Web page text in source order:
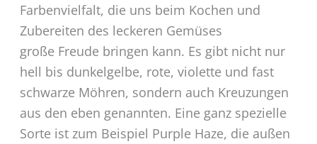
Farbenvielfalt, die uns beim Kochen und
Zubereiten des leckeren Gemüses
große Freude bringen kann. Es gibt nicht nur
hell bis dunkelgelbe, rote, violette und fast
schwarze Möhren, sondern auch Kreuzungen
aus den eben genannten. Eine ganz spezielle
Sorte ist zum Beispiel Purple Haze, die außen